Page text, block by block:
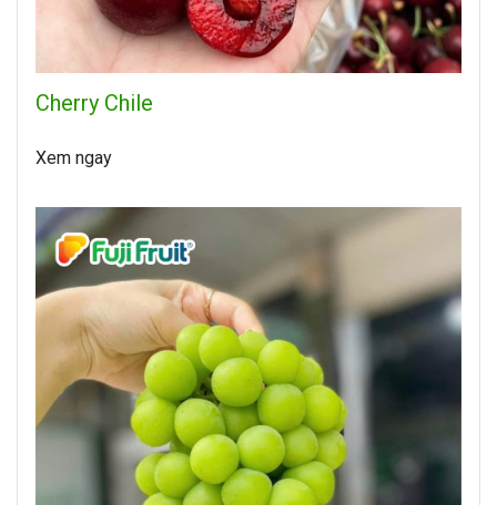
Cherry Chile
Xem ngay